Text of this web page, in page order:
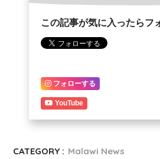
この記事が気に入ったらフ
フォローする
YouTube
CATEGORY : Malawi News